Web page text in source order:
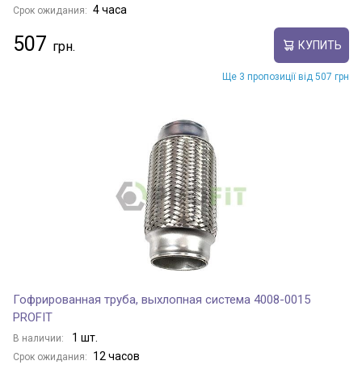
Срок ожидания: 4 часа
507 КУПИТЬ
Ще 3 пропозиції від 507 грн
Гофрированная труба, выхлопная система 4008-0015
PROFIT
В наличии: 1 шт.
Срок ожидания: 12 часов